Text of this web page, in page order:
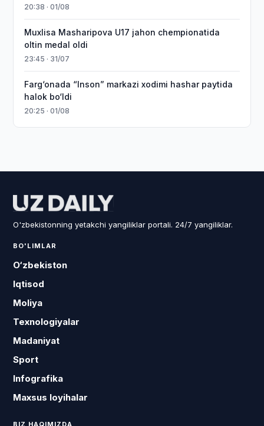
20:38 · 01/08
Muxlisa Masharipova U17 jahon chempionatida
oltin medal oldi
23:45 · 31/07
Farg‘onada “Inson” markazi xodimi hashar paytida
halok bo‘ldi
20:25 · 01/08
O'zbekistonning yetakchi yangiliklar portali. 24/7 yangiliklar.
BO'LIMLAR
O‘zbekiston
Iqtisod
Moliya
Texnologiyalar
Madaniyat
Sport
Infografika
Maxsus loyihalar
BIZ HAQIMIZDA